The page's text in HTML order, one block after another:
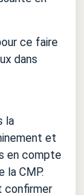
ce faire
dans
la
et
en compte
la CMP.
confirmer